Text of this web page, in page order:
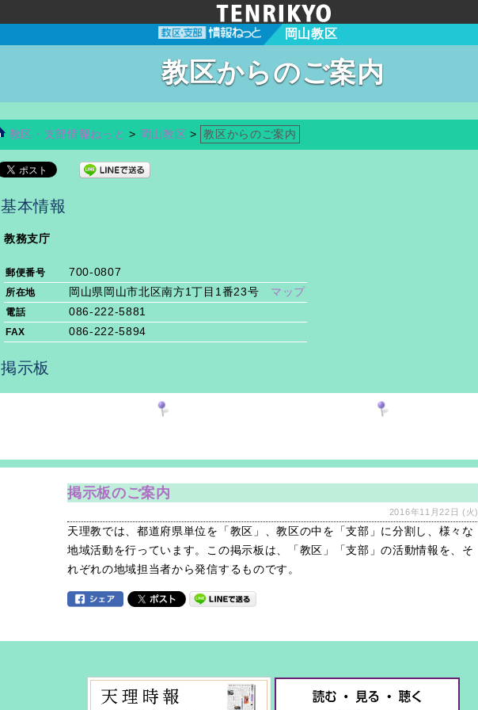
岡山教区
教区からのご案内
教区・支部情報ねっと > 岡山教区 > 教区からのご案内
基本情報
教務支庁
郵便番号 700-0807
所在地 岡山県岡山市北区南方1丁目1番23号 マップ
電話 086-222-5881
FAX 086-222-5894
掲示板
掲示板のご案内
2016年11月22日 (火)
天理教では、都道府県単位を「教区」、教区の中を「支部」に分割し、様々な
地域活動を行っています。この掲示板は、「教区」「支部」の活動情報を、そ
れぞれの地域担当者から発信するものです。